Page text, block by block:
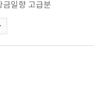
금일향 고급분